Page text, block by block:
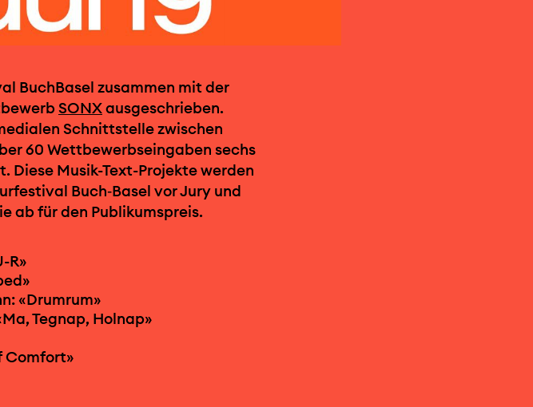
BuchBasel zusammen mit der
SONXausgeschrieben.
Schnittstelle zwischen
60 Wettbewerbseingaben sechs
Diese Musik-Text-Projekte werden
Buch‑Basel vor Jury und
ab für den Publikumspreis.
R»
«Drumrum»
Tegnap, Holnap»
Comfort»